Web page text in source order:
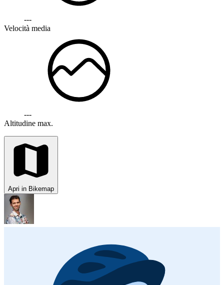
---
Velocità media
---
Altitudine max.
Apri in Bikemap